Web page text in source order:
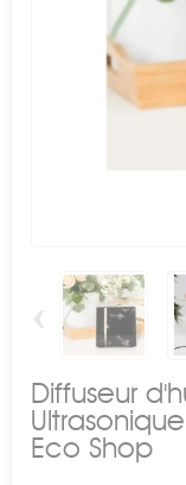
‹
Diffuseur
Eco Shop